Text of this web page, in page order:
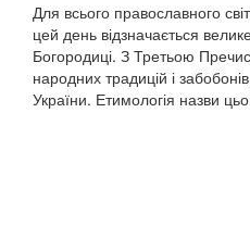
Для всього православного
цей день відзначається
Богородиці. З Третьою
народних традицій і
України. Етимологія назви